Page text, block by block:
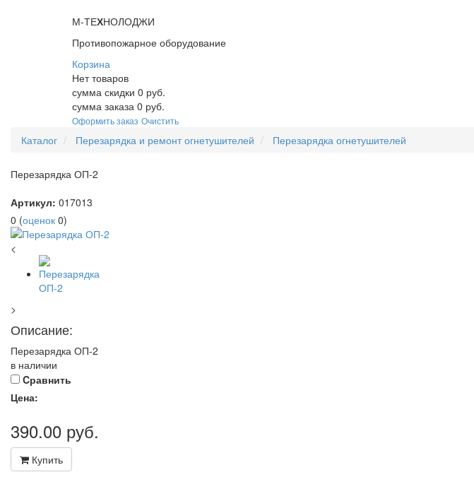
М-ТЕХНОЛОДЖИ
Противопожарное оборудование
Корзина
Нет товаров
сумма скидки 0 руб.
сумма заказа 0 руб.
Оформить заказ Очистить
Каталог Перезарядка и ремонт огнетушителей Перезарядка огнетушителей
Перезарядка ОП-2
Артикул: 017013
0 (оценок 0)
<
>
Описание:
Перезарядка ОП-2
в наличии
Cравнить
Цена:
390.00 руб.
Купить